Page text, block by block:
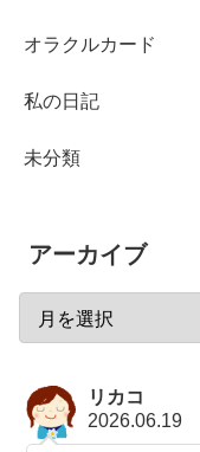
オラクルカード
私の日記
未分類
アーカイブ
リカコ
2026.06.19